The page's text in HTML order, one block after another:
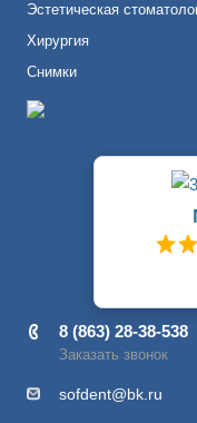
Эстетическая
Хирургия
Снимки
8 (863) 28-38-538
Заказать звонок
sofdent@bk.ru